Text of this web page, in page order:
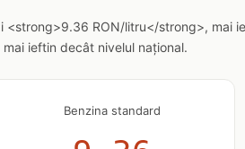
<strong>9.36 RON/litru</strong>, mai
ieftin decât nivelul național.
Benzina standard